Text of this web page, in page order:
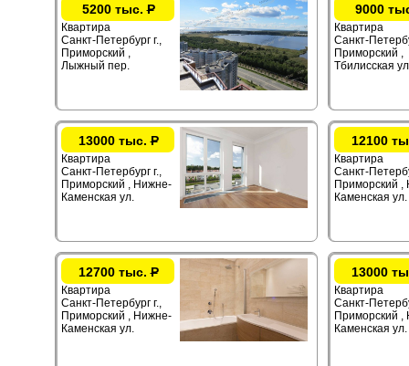
5200 тыс.Р
Квартира
Санкт-Петербург г.,
Приморский ,
Лыжный пер.
9000
Квартира
Санкт-
Приморский ,
Тбилисская
13000 тыс.Р
Квартира
Санкт-Петербург г.,
Приморский , Нижне-
Каменская ул.
12100
Квартира
Санкт-
Приморский ,
Каменская ул.
12700 тыс.Р
Квартира
Санкт-Петербург г.,
Приморский , Нижне-
Каменская ул.
13000
Квартира
Санкт-
Приморский ,
Каменская ул.